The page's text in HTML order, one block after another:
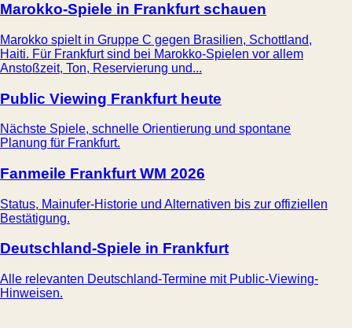
Marokko-Spiele in Frankfurt schauen
Marokko spielt in Gruppe C gegen Brasilien, Schottland,
Haiti. Für Frankfurt sind bei Marokko-Spielen vor allem
Anstoßzeit, Ton, Reservierung und...
Public Viewing Frankfurt heute
Nächste Spiele, schnelle Orientierung und spontane
Planung für Frankfurt.
Fanmeile Frankfurt WM 2026
Status, Mainufer-Historie und Alternativen bis zur offiziellen
Bestätigung.
Deutschland-Spiele in Frankfurt
Alle relevanten Deutschland-Termine mit Public-Viewing-
Hinweisen.